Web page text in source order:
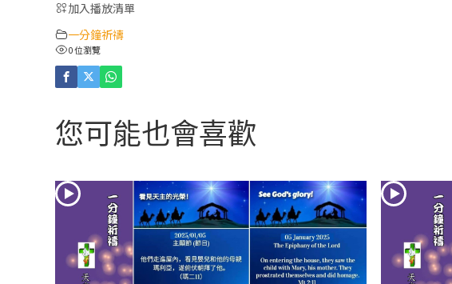
加入播放清單
一分鐘祈禱
0 位瀏覽
您可能也會喜歡